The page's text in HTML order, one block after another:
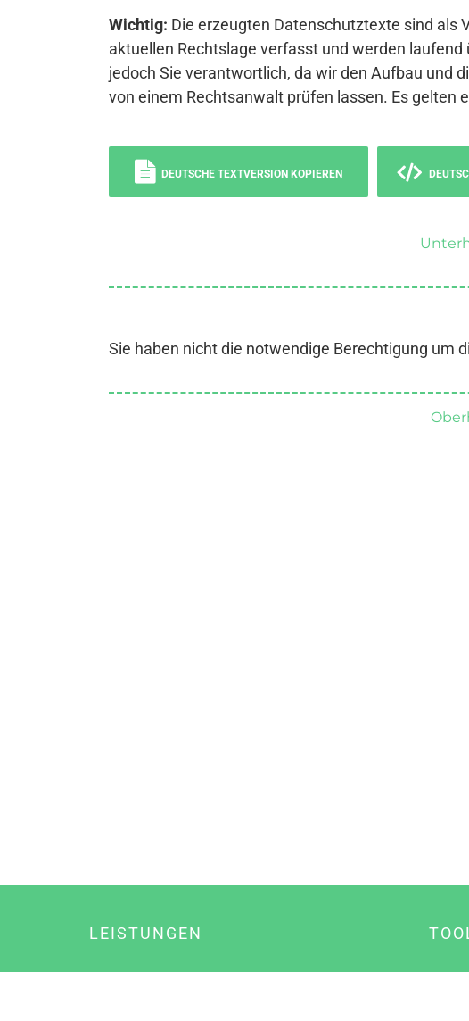
Wichtig: Die erzeugten Datenschutztexte sind als
aktuellen Rechtslage verfasst und werden
jedoch Sie verantwortlich, da wir den Aufbau und
von einem Rechtsanwalt prüfen lassen. Es gelten
DEUTSCHE TEXTVERSION KOPIEREN
Sie haben nicht die notwendige Berechtigung um
LEISTUNGEN